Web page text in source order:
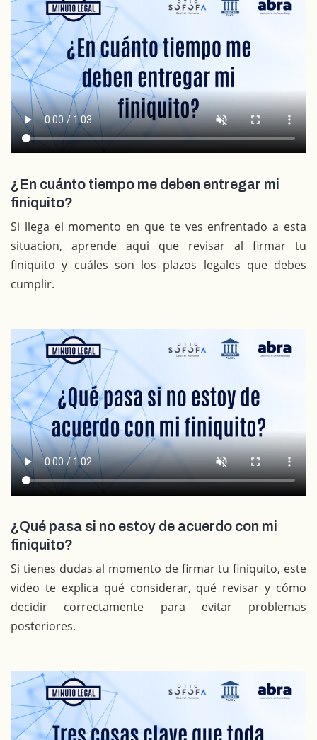
¿En cuánto tiempo me deben entregar mi
finiquito?
Si llega el momento en que te ves enfrentado a esta
situacion, aprende aqui que revisar al firmar tu
finiquito y cuáles son los plazos legales que debes
cumplir.
¿Qué pasa si no estoy de acuerdo con mi
finiquito?
Si tienes dudas al momento de firmar tu finiquito, este
video te explica qué considerar, qué revisar y cómo
decidir correctamente para evitar problemas
posteriores.